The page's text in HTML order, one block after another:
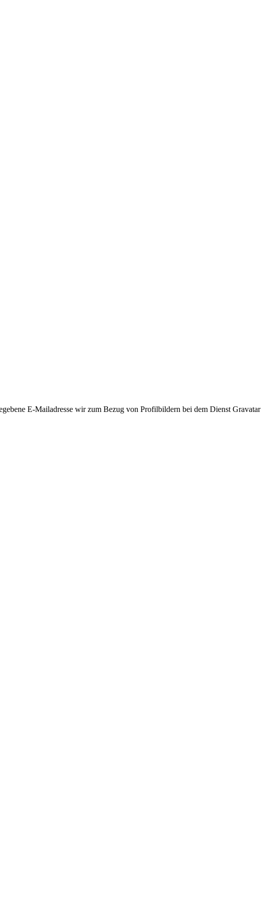
E-Mailadresse wir zum Bezug von Profilbildern bei dem Dienst Gravatar